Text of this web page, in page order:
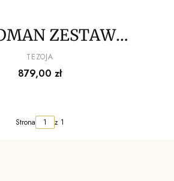
ZESTAW
TREVI
PRODUCENT
TEZOJA
Cena
879,00 zł
Strona z 1